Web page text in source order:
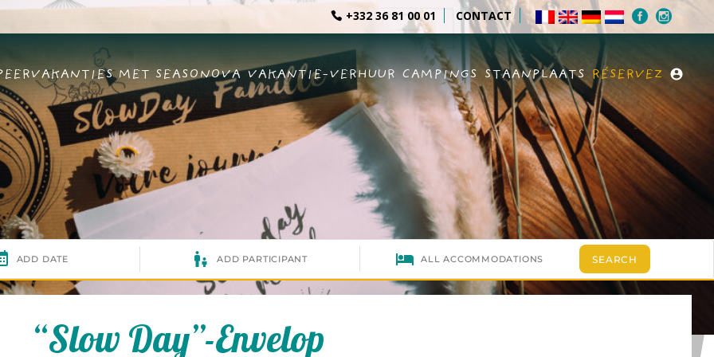
+332 36 81 00 01 CONTACT
MET SEASONOVA VAKANTIE-VERHUUR CAMPINGS STAANPLAATS RÉSERVEZ
“Slow Day”-Envelop